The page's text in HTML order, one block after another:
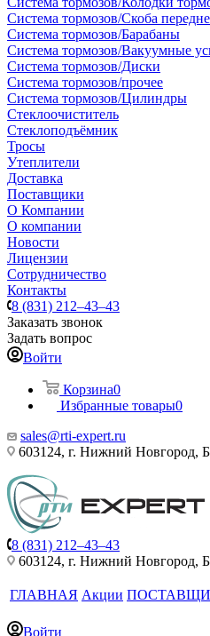
Система тормозов/Скоба
Система тормозов/Барабаны
Система тормозов/Вакуумные
Система тормозов/Диски
Система тормозов/прочее
Система тормозов/Цилиндры
Стеклоочиститель
Стеклоподъёмник
Тросы
Утеплители
Доставка
Поставщики
О Компании
О компании
Новости
Лицензии
Сотрудничество
Контакты
8 (831) 212–43–43
Заказать звонок
Задать вопрос
Войти
Корзина0
Избранные товары0
sales@rti-expert.ru
603124, г. Нижний Новгород,
8 (831) 212–43–43
603124, г. Нижний Новгород,
ГЛАВНАЯ Акции
Войти